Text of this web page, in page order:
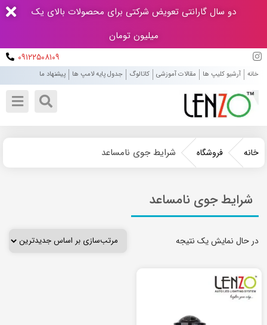
دو سال گارانتی تعویض شرکتی برای محصولات بالای یک
میلیون تومان
۰۹۱۲۲۵۰۸۱۰۹
خانه آرشیو کلیپ ها مقالات آموزشی کاتالوگ جدول پایه لامپ ها پیشنهاد ما
خانه فروشگاه شرایط جوی نامساعد
شرایط جوی نامساعد
در حال نمایش یک نتیجه